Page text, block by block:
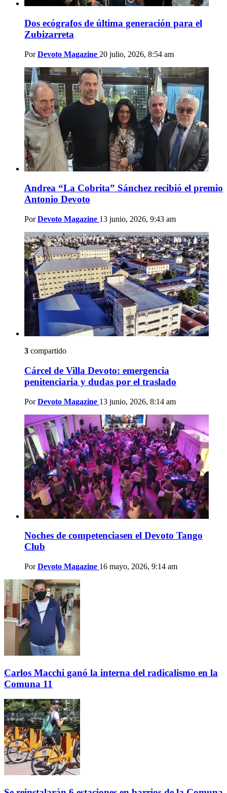
Dos ecógrafos de última generación para el
Zubizarreta
Por Devoto Magazine 20 julio, 2026, 8:54 am
Andrea “La Cobrita” Sánchez recibió el premio
Antonio Devoto
Por Devoto Magazine 13 junio, 2026, 9:43 am
3 compartido
Cárcel de Villa Devoto: emergencia
penitenciaria y dudas por el traslado
Por Devoto Magazine 13 junio, 2026, 8:14 am
Noches de competenciasen el Devoto Tango
Club
Por Devoto Magazine 16 mayo, 2026, 9:14 am
Carlos Macchi ganó la interna del radicalismo en la
Comuna 11